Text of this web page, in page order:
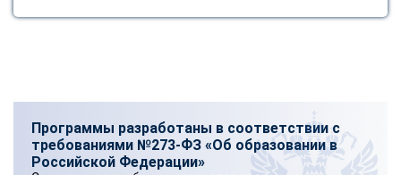
Программы разработаны в соответствии с
требованиями №273-ФЗ «Об образовании в
Российской Федерации»